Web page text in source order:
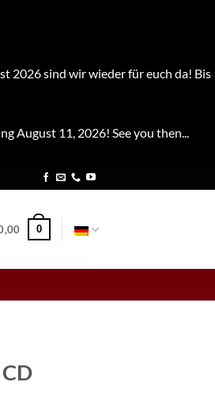
2026 sind wir wieder für euch da! Bis
August 11, 2026! See you then...
0